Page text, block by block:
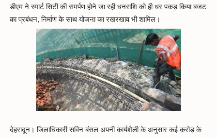
डीएम ने स्मार्ट सिटी की समर्पण होने जा रही धनराशि को ही धर पकड़ किया बजट
का प्रबंधन, निर्माण के साथ योजना का रखरखाव भी शामिल।
देहरादून। जिलाधिकारी सविन बंसल अपनी कार्यशैली के अनुसार कई करोड़ के